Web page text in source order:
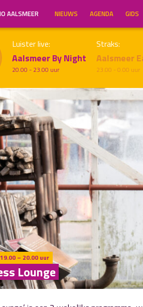
AALSMEER NIEUWS AGENDA GIDS
Luister live:
Aalsmeer By Night
20.00 - 23.00 uur
Straks:
Aalsmeer
23.00 - 0.00 uur
– 20.00 uur
Lounge